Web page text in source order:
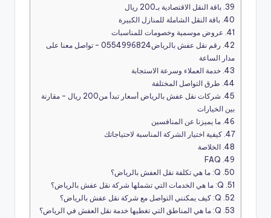
39. باقة النقل الاقتصادية بـ200 ريال
40. باقة النقل الشاملة للمنازل الكبيرة
41. عروض موسمية وخصومات للمناسبات
42.
رقم نقل عفش بالرياض0554996824 – تواصل معنا على
مدار الساعة
43. خدمة العملاء وسرعة الاستجابة
44. طرق التواصل المختلفة
45.
شركات نقل عفش بالرياض أسعار تبدأ من200 ريال – مقارنة
بين الخيارات
46. ما يميزنا عن المنافسين
47. كيفية اختيار الشركة المناسبة لاحتياجاتك
48. الخلاصة
49.
50.
51.
52.
53.